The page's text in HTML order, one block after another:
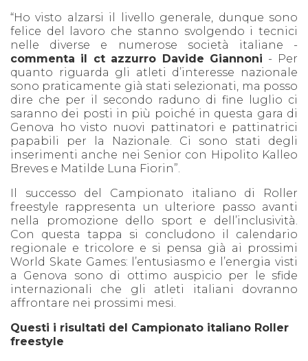
“Ho visto alzarsi il livello generale, dunque sono
felice del lavoro che stanno svolgendo i tecnici
nelle diverse e numerose società italiane -
commenta il ct azzurro Davide Giannoni - Per
quanto riguarda gli atleti d’interesse nazionale
sono praticamente già stati selezionati, ma posso
dire che per il secondo raduno di fine luglio ci
saranno dei posti in più poiché in questa gara di
Genova ho visto nuovi pattinatori e pattinatrici
papabili per la Nazionale. Ci sono stati degli
inserimenti anche nei Senior con Hipolito Kalleo
Breves e Matilde Luna Fiorin”.
Il successo del Campionato italiano di Roller
freestyle rappresenta un ulteriore passo avanti
nella promozione dello sport e dell’inclusività.
Con questa tappa si concludono il calendario
regionale e tricolore e si pensa già ai prossimi
World Skate Games: l’entusiasmo e l’energia visti
a Genova sono di ottimo auspicio per le sfide
internazionali che gli atleti italiani dovranno
affrontare nei prossimi mesi.
Questi i risultati del Campionato italiano Roller
freestyle